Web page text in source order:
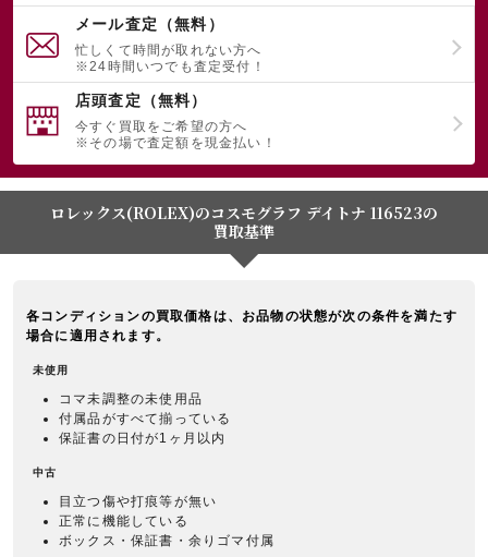
メール査定（無料）
忙しくて時間が取れない方へ
※24時間いつでも査定受付！
店頭査定（無料）
今すぐ買取をご希望の方へ
※その場で査定額を現金払い！
ロレックス(ROLEX)のコスモグラフ デイトナ 116523の
買取基準
各コンディションの買取価格は、お品物の状態が次の条件を満たす
場合に適用されます。
未使用
コマ未調整の未使用品
付属品がすべて揃っている
保証書の日付が1ヶ月以内
中古
目立つ傷や打痕等が無い
正常に機能している
ボックス・保証書・余りゴマ付属